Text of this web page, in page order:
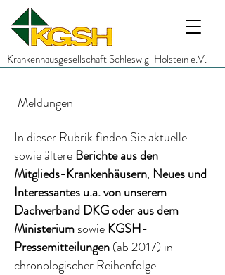
Krankenhausgesellschaft Schleswig-Holstein e.V.
Meldungen
In dieser Rubrik finden Sie aktuelle
sowie ältereBerichteaus den
Mitglieds-Krankenhäusern, Neues und
Interessantesu.a.von unserem
Dachverband DKGoder aus dem
MinisteriumsowieKGSH-
Pressemitteilungen(ab 2017) in
chronologischer Reihenfolge.